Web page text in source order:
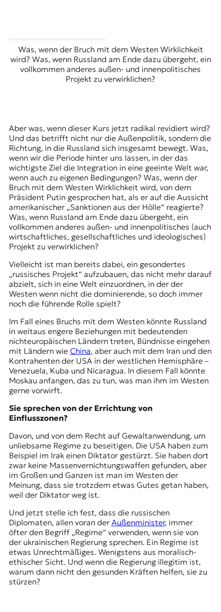
Was, wenn der Bruch mit dem Westen Wirklichkeit
wird? Was, wenn Russland am Ende dazu übergeht, ein
vollkommen anderes außen- und innenpolitisches
Projekt zu verwirklichen?
Aber was, wenn dieser Kurs jetzt radikal revidiert wird?
Und das betrifft nicht nur die Außenpolitik, sondern die
Richtung, in die Russland sich insgesamt bewegt. Was,
wenn wir die Periode hinter uns lassen, in der das
wichtigste Ziel die Integration in eine geeinte Welt war,
wenn auch zu eigenen Bedingungen? Was, wenn der
Bruch mit dem Westen Wirklichkeit wird, von dem
Präsident Putin gesprochen hat, als er auf die Aussicht
amerikanischer „Sanktionen aus der Hölle“reagierte?
Was, wenn Russland am Ende dazu übergeht, ein
vollkommen anderes außen- und innenpolitisches (auch
wirtschaftliches, gesellschaftliches und ideologisches)
Projekt zu verwirklichen?
Vielleicht ist man bereits dabei, ein gesondertes
„russisches Projekt“ aufzubauen, das nicht mehr darauf
abzielt, sich in eine Welt einzuordnen, in der der
Westen wenn nicht die dominierende, so doch immer
noch die führende Rolle spielt?
Im Fall eines Bruchs mit dem Westen könnte Russland
in weitaus engere Beziehungen mit bedeutenden
nichteuropäischen Ländern treten, Bündnisse eingehen
mit Ländern wie China, aber auch mit dem Iran und den
Kontrahenten der USA in der westlichen Hemisphäre –
Venezuela, Kuba und Nicaragua. In diesem Fall könnte
Moskau anfangen, das zu tun, was man ihm im Westen
gerne vorwirft.
Sie sprechen von der Errichtung von
Einflusszonen?
Davon, und von dem Recht auf Gewaltanwendung, um
unliebsame Regime zu beseitigen. Die USA haben zum
Beispiel im Irak einen Diktator gestürzt. Sie haben dort
zwar keine Massenvernichtungswaffen gefunden, aber
im Großen und Ganzen ist man im Westen der
Meinung, dass sie trotzdem etwas Gutes getan haben,
weil der Diktator weg ist.
Und jetzt stelle ich fest, dass die russischen
Diplomaten, allen voran der Außenminister, immer
öfter den Begriff „Regime“ verwenden, wenn sie von
der ukrainischen Regierung sprechen. Ein Regime ist
etwas Unrechtmäßiges. Wenigstens aus moralisch-
ethischer Sicht. Und wenn die Regierung illegitim ist,
warum dann nicht den gesunden Kräften helfen, sie zu
stürzen?